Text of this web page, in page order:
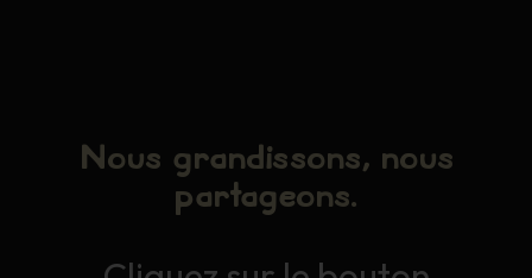
Nous grandissons, nous
partageons.